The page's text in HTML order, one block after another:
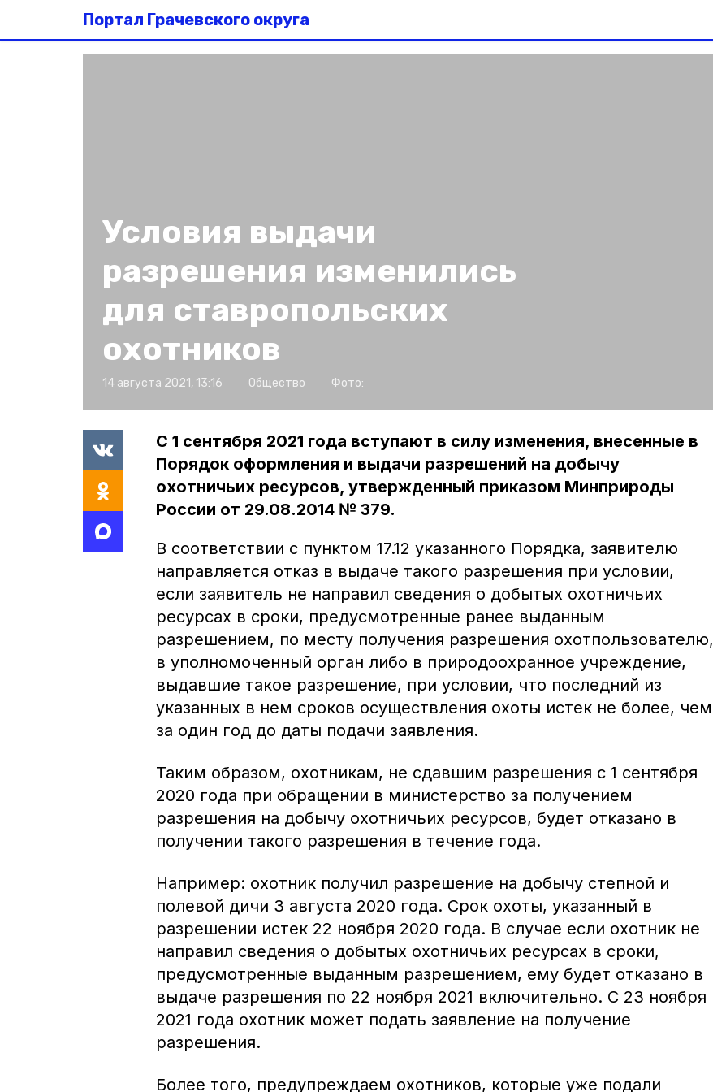
Портал Грачевского округа
Условия выдачи
разрешения изменились
для ставропольских
охотников
14 августа 2021, 13:16 Общество Фото:
С 1 сентября 2021 года вступают в силу изменения, внесенные в
Порядок оформления и выдачи разрешений на добычу
охотничьих ресурсов, утвержденный приказом Минприроды
России от 29.08.2014 № 379.
В соответствии с пунктом 17.12 указанного Порядка, заявителю
направляется отказ в выдаче такого разрешения при условии,
если заявитель не направил сведения о добытых охотничьих
ресурсах в сроки, предусмотренные ранее выданным
разрешением, по месту получения разрешения охотпользователю,
в уполномоченный орган либо в природоохранное учреждение,
выдавшие такое разрешение, при условии, что последний из
указанных в нем сроков осуществления охоты истек не более, чем
за один год до даты подачи заявления.
Таким образом, охотникам, не сдавшим разрешения с 1 сентября
2020 года при обращении в министерство за получением
разрешения на добычу охотничьих ресурсов, будет отказано в
получении такого разрешения в течение года.
Например: охотник получил разрешение на добычу степной и
полевой дичи 3 августа 2020 года. Срок охоты, указанный в
разрешении истек 22 ноября 2020 года. В случае если охотник не
направил сведения о добытых охотничьих ресурсах в сроки,
предусмотренные выданным разрешением, ему будет отказано в
выдаче разрешения по 22 ноября 2021 включительно. С 23 ноября
2021 года охотник может подать заявление на получение
разрешения.
Более того, предупреждаем охотников, которые уже подали